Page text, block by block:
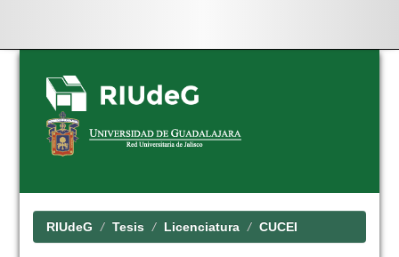
Skip
navigation
RIUdeG Tesis Licenciatura CUCEI